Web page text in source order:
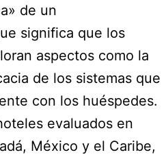
de un
significa que los
aspectos como la
de los sistemas que
con los huéspedes.
evaluados en
México y el Caribe,